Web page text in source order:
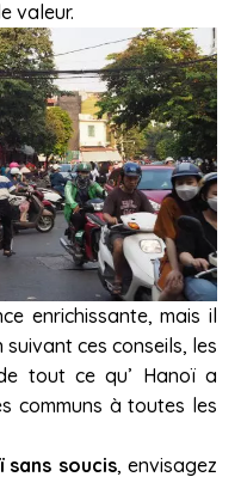
valeur.
enrichissante, mais il
ces conseils, les
tout ce qu’ Hanoï a
communs à toutes les
sans soucis, envisagez